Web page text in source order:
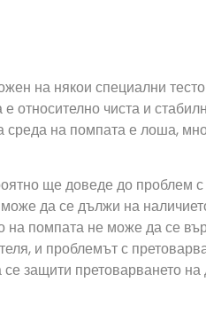
на някои специални
относително чиста и
среда на помпата е лоша,
ще доведе до проблем с
да се дължи на
на помпата не може да се
и проблемът с
защити претоварването на